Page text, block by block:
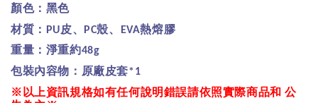
顏色：黑色
材質：
PU皮、 PC殼、 EVA熱熔膠
重量：淨重約48g
包裝內容物：原廠皮套*1
※ 以上資訊規格如有任何說明錯誤請依照實際商品和 公